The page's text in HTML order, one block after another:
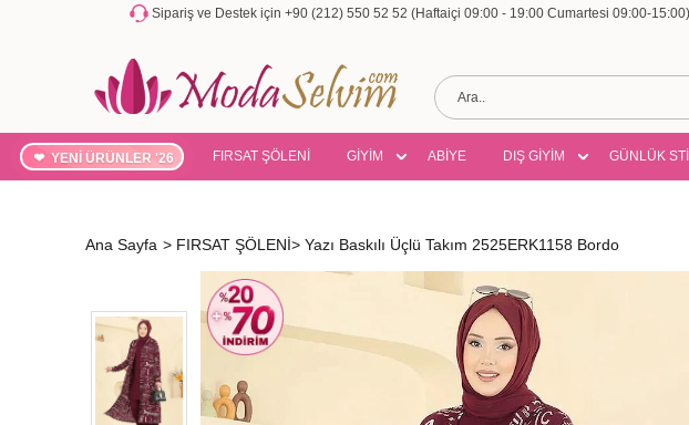
Sipariş ve Destek için +90 (212) 550 52 52 (Haftaiçi 09:00 - 19:00 Cumartesi 09:00-15:00)
YENİ ÜRÜNLER '26 FIRSAT ŞÖLENİ GİYİM ABİYE DIŞ GİYİM GÜNLÜK
Ana Sayfa > FIRSAT ŞÖLENİ> Yazı Baskılı Üçlü Takım 2525ERK1158 Bordo